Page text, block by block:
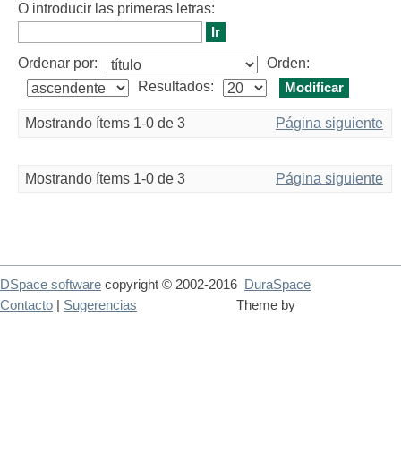
O introducir las primeras letras:
Ordenar por:
Orden:
Resultados:
Mostrando ítems 1-0 de 3 Página siguiente
Mostrando ítems 1-0 de 3 Página siguiente
DSpace software copyright © 2002-2016
DuraSpace
Theme by
Contacto Sugerencias